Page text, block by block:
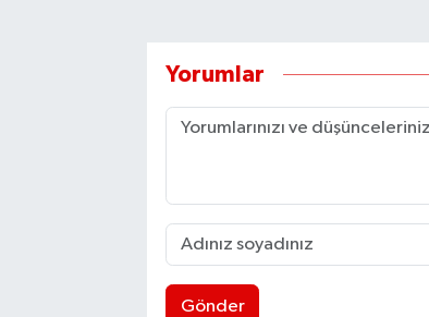
Yorumlar
Gönder